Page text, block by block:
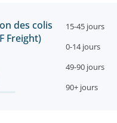
des colis
Freight)
15-45 jours
0-14 jours
49-90 jours
90+ jours